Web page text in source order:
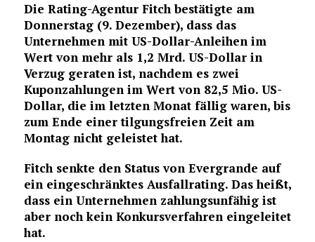
Die Rating-Agentur Fitch bestätigte am
Donnerstag (9. Dezember), dass das
Unternehmen mit US-Dollar-Anleihen im
Wert von mehr als 1,2 Mrd. US-Dollar in
Verzug geraten ist, nachdem es zwei
Kuponzahlungen im Wert von 82,5 Mio. US-
Dollar, die im letzten Monat fällig waren, bis
zum Ende einer tilgungsfreien Zeit am
Montag nicht geleistet hat.
Fitch senkte den Status von Evergrande auf
ein eingeschränktes Ausfallrating. Das heißt,
dass ein Unternehmen zahlungsunfähig ist
aber noch kein Konkursverfahren eingeleitet
hat.